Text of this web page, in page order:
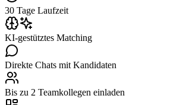
30 Tage Laufzeit
KI-gestütztes Matching
Direkte Chats mit Kandidaten
Bis zu 2 Teamkollegen einladen